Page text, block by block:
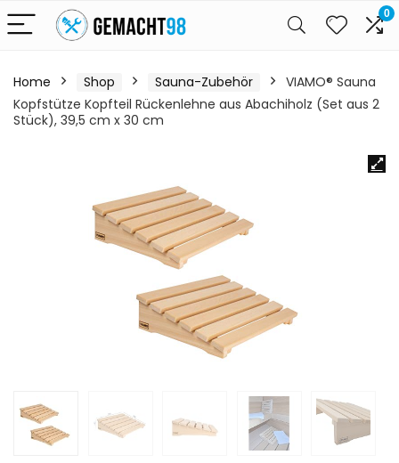
0
Home Shop Sauna-Zubehör
VIAMO® Sauna
Kopfstütze Kopfteil Rückenlehne aus Abachiholz (Set aus 2
Stück), 39,5 cm x 30 cm